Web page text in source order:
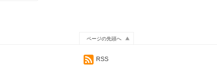
ページの先頭へ
RSS